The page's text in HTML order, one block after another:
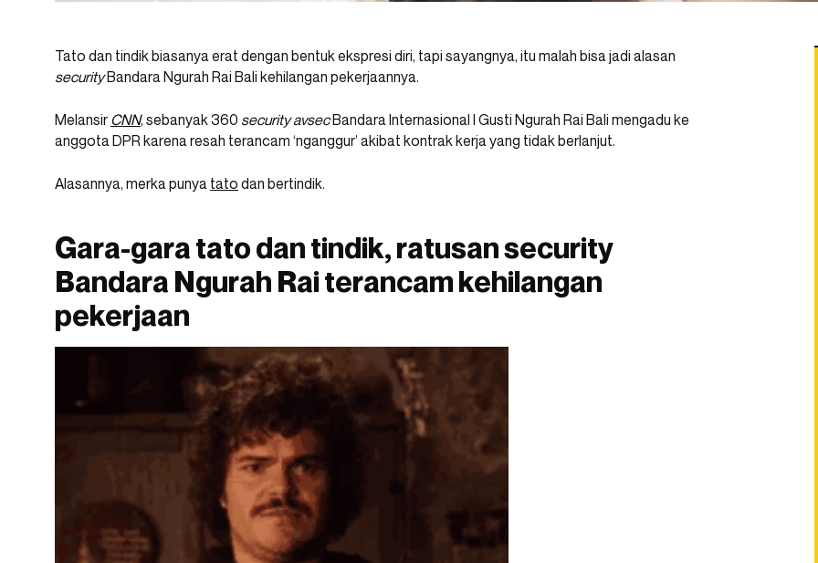
Tato dan tindik biasanya erat dengan bentuk ekspresi diri, tapi sayangnya, itu malah bisa jadi alasan
securityBandara Ngurah Rai Bali kehilangan pekerjaannya.
Melansir CNN, sebanyak 360 security avsecBandara Internasional I Gusti Ngurah Rai Bali mengadu ke
anggota DPR karena resah terancam ‘nganggur’ akibat kontrak kerja yang tidak berlanjut.
Alasannya, merka punya tato dan bertindik.
Gara-gara tato dan tindik, ratusan security
Bandara Ngurah Rai terancam kehilangan
pekerjaan